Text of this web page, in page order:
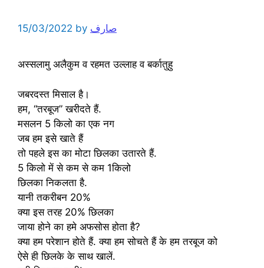
15/03/2022 by صارف
अस्सलामु अलैकुम व रहमत उल्लाह व बर्कातुहु
जबरदस्त मिसाल है।
हम, “तरबूज” खरीदते हैं.
मसलन 5 किलो का एक नग
जब हम इसे खाते हैं
तो पहले इस का मोटा छिलका उतारते हैं.
5 किलो में से कम से कम 1किलो
छिलका निकलता है.
यानी तकरीबन 20%
क्या इस तरह 20% छिलका
जाया होने का हमे अफसोस होता है?
क्या हम परेशान होते हैं. क्या हम सोचते हैं के हम तरबूज को
ऐसे ही छिलके के साथ खालें.